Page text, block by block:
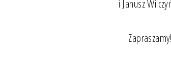
i Janusz
Zapraszamy!